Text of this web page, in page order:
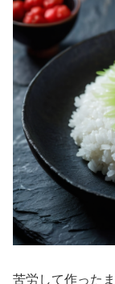
苦労して作った